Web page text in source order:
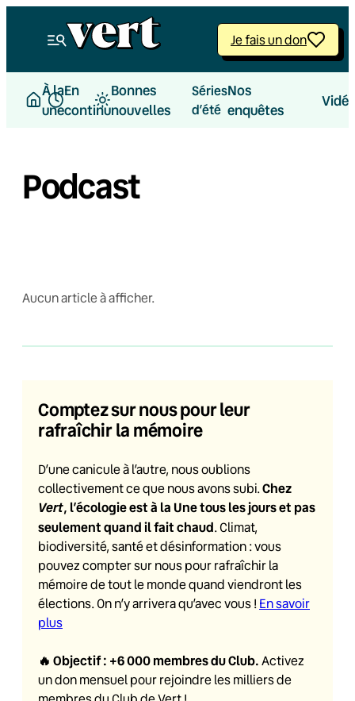
Je fais un don
À la
une
En
continu
Bonnes
nouvelles
Séries
d’été
Nos
enquêtes
Podcast
Aucun article à afficher.
Comptez sur nous pour leur
rafraîchir la mémoire
D’une canicule à l’autre, nous oublions
collectivement ce que nous avons subi.Chez
Vert, l’écologie est à la Une tous les jours et pas
seulement quand il fait chaud. Climat,
biodiversité, santé et désinformation : vous
pouvez compter sur nous pour rafraîchir la
mémoire de tout le monde quand viendront les
élections. On n’y arrivera qu’avec vous ! En savoir
plus
🔥 Objectif : +6 000 membres du Club. Activez
un don mensuel pour rejoindre les milliers de